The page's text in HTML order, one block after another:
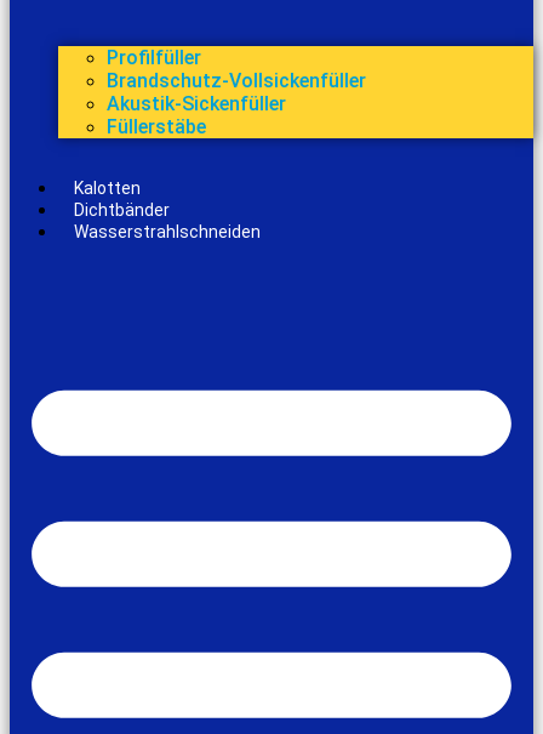
Profilfüller
Brandschutz-Vollsickenfüller
Akustik-Sickenfüller
Füllerstäbe
Kalotten
Dichtbänder
Wasserstrahlschneiden